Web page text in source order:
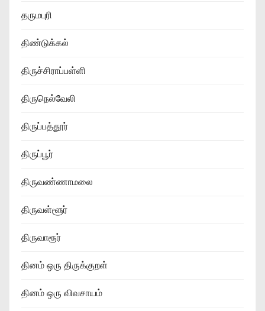
தருமபுரி
திண்டுக்கல்
திருச்சிராப்பள்ளி
திருநெல்வேலி
திருப்பத்தூர்
திருப்பூர்
திருவண்ணாமலை
திருவள்ளூர்
திருவாரூர்
தினம் ஒரு திருக்குறள்
தினம் ஒரு விவசாயம்